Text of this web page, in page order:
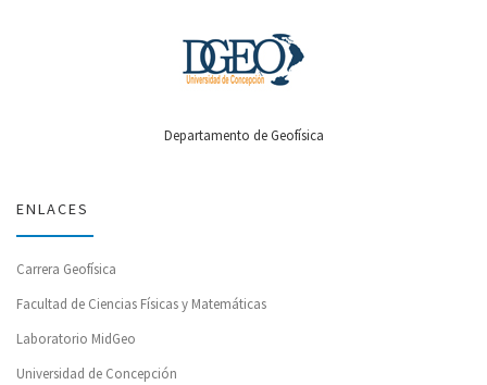
Departamento de Geofísica
ENLACES
Carrera Geofísica
Facultad de Ciencias Físicas y Matemáticas
Laboratorio MidGeo
Universidad de Concepción